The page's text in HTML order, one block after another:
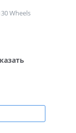
Wheels